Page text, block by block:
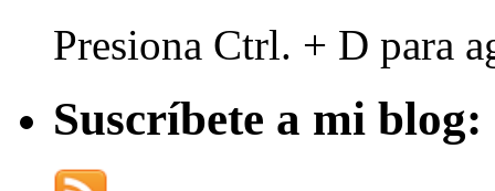
Presiona Ctrl. + D para
Suscríbete a mi blog: